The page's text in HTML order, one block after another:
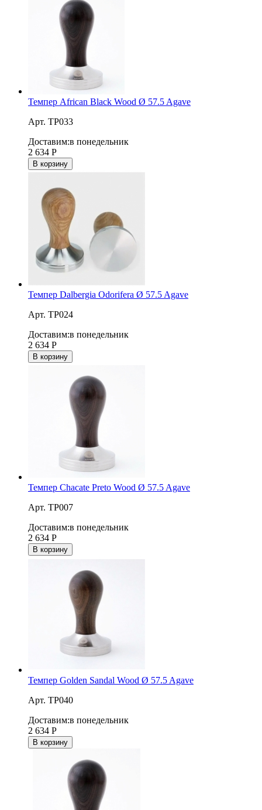
Темпер African Black Wood Ø 57.5 Agave
Арт. TP033
Доставим:в понедельник
2 634 Р
В корзину
Темпер Dalbergia Odorifera Ø 57.5 Agave
Арт. TP024
Доставим:в понедельник
2 634 Р
В корзину
Темпер Chacate Preto Wood Ø 57.5 Agave
Арт. TP007
Доставим:в понедельник
2 634 Р
В корзину
Темпер Golden Sandal Wood Ø 57.5 Agave
Арт. TP040
Доставим:в понедельник
2 634 Р
В корзину